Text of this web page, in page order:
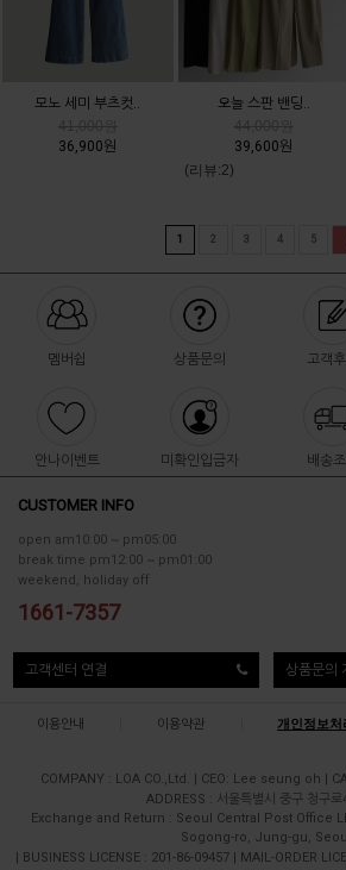
모노 세미 부츠컷..
36,900원
오늘 스판 밴딩..
39,600원
(리뷰:2)
1 2 3 4 5
멤버쉽 상품문의 고객후
안나이벤트 미확인입금자 배송
CUSTOMER INFO
open am10:00 ~ pm05:00
break time pm12:00 ~ pm01:00
weekend, holiday off
1661-7357
고객센터 연결 상품문의
이용안내 이용약관 개인정보처
COMPANY : LOA CO.,Ltd. CEO: Lee seung oh
ADDRESS : 서울특별시 중구 청구
Exchange and Return : Seoul Central Post Office
Sogong-ro, Jung-gu, Seoul
BUSINESS LICENSE : 201-86-09457 MAIL-ORDER